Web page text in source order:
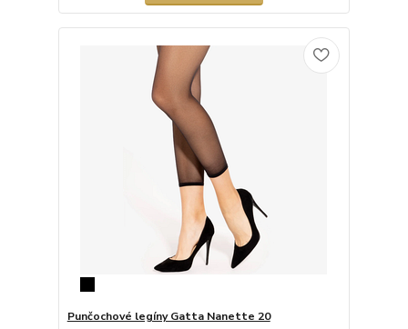
Punčochové legíny Gatta Nanette 20